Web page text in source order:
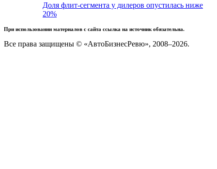
Доля флит-сегмента у дилеров опустилась ниже
20%
При использовании материалов с сайта ссылка на источник обязательна.
Все права защищены © «АвтоБизнесРевю», 2008–2026.